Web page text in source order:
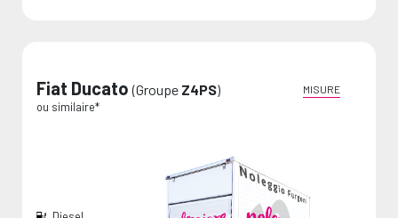
Fiat Ducato(Groupe Z4PS)
ou similaire*
MISURE